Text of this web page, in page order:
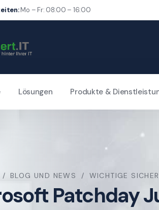
Mo – Fr: 08:00 – 16:00
Lösungen Produkte &
BLOG UND NEWS WICHTIGE
Patchday